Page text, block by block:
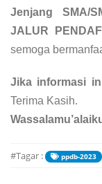
Jenjang SMA/
JALUR
semoga
Jika informasi
Terima Kasih.
#Tagar : ppdb-2023